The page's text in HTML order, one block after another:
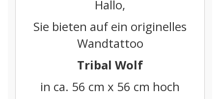
Hallo,
Sie bieten auf ein originelles
Wandtattoo
Tribal Wolf
in ca. 56 cm x 56 cm hoch